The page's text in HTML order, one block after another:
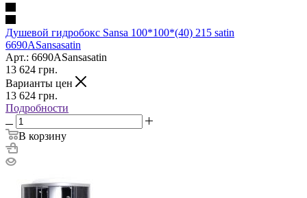
Душевой гидробокс Sansa 100*100*(40) 215 satin
6690ASansasatin
Арт.: 6690ASansasatin
13 624 грн.
Варианты цен
13 624 грн.
Подробности
В корзину